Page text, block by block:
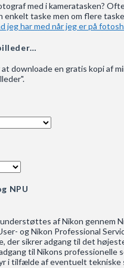
med i kameratasken?
enkelt taske men om flere
jeg har med når jeg er på
at downloade en gratis kopi af
NPU
af Nikon gennem
og Nikon Professional
der sikrer adgang til det
til Nikons professionelle
i tilfælde af eventuelt tekniske